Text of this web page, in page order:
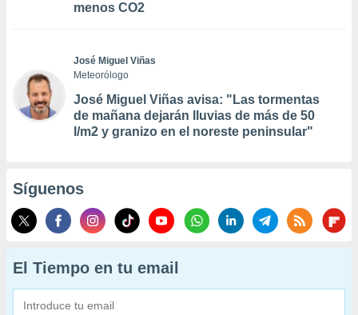
menos CO2
José Miguel Viñas
Meteorólogo
José Miguel Viñas avisa: "Las tormentas
de mañana dejarán lluvias de más de 50
l/m2 y granizo en el noreste peninsular"
Síguenos
El Tiempo en tu email